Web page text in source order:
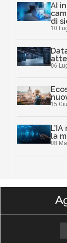
AI
di
10
06
15
la
08